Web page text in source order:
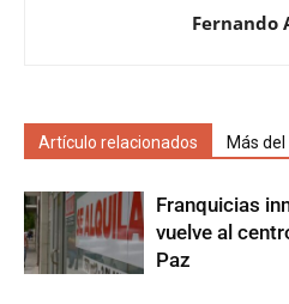
Fernando
Artículo relacionados Más
Franquicias
vuelve al
Paz